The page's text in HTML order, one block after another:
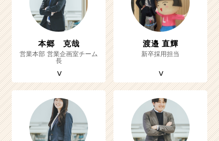
本郷 克哉
営業本部 営業企画室チーム
長
渡邉 直輝
新卒採用担当